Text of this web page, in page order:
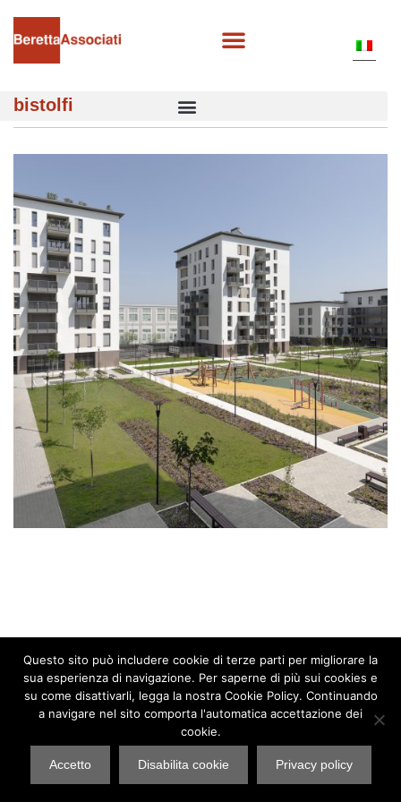
bistolfi
BISTOLFI
Beretta Associati s.r.l. Studio Architettura – PI 03715730960
Questo sito può includere cookie di terze parti per migliorare la
sua esperienza di navigazione. Per saperne di più sui cookies e
su come disattivarli, legga la nostra Cookie Policy. Continuando
a navigare nel sito comporta l'automatica accettazione dei
cookie.
Accetto Disabilita cookie Privacy policy